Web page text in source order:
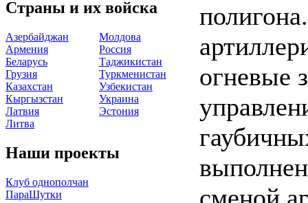
Страны и их войска
Азербайджан
Армения
Беларусь
Грузия
Казахстан
Кыргызстан
Латвия
Литва
Молдова
Россия
Таджикистан
Туркменистан
Узбекистан
Украина
Эстония
Наши проекты
Клуб однополчан
ПараШутки
огневые